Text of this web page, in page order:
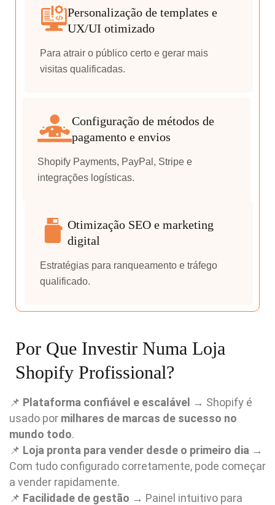
Personalização de templates e
UX/UI otimizado
Para atrair o público certo e gerar mais
visitas qualificadas.
Configuração de métodos de
pagamento e envios
Shopify Payments, PayPal, Stripe e
integrações logísticas.
Otimização SEO e marketing
digital
Estratégias para ranqueamento e tráfego
qualificado.
Por Que Investir Numa Loja
Shopify Profissional?
📌 Plataforma confiável e escalável → Shopify é
usado por milhares de marcas de sucesso no
mundo todo.
📌 Loja pronta para vender desde o primeiro dia →
Com tudo configurado corretamente, pode começar
a vender rapidamente.
📌 Facilidade de gestão → Painel intuitivo para